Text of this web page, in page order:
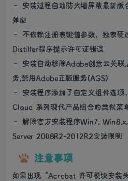
– 安装过程自动防火墙屏蔽最新版
弹窗
– 不依赖注册表键值参数，独家硬
Distiller程序提示许可证错误
– 安装自动移除Adob​​e创意云关联
务,禁用Adob​​e正版服务(AGS)
– 安装程序添加了自定义组件选项
Cloud 系列现代产品组合的类似菜
– 解除官方安装程序Win7,
Server 2008R2-2012R2安装限制
注意事项
如果出现“Acrobat 许可模块安装